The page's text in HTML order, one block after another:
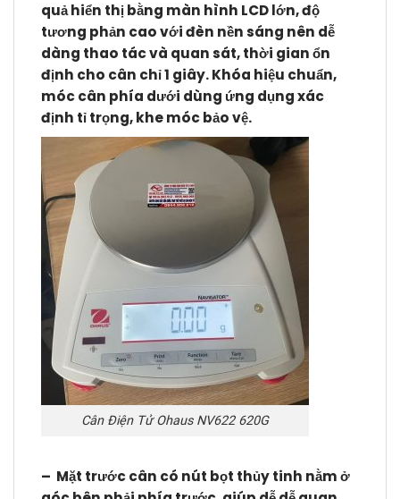
quả hiển thị bằng màn hình LCD lớn, độ
tương phản cao với đèn nền sáng nên dễ
dàng thao tác và quan sát, thời gian ổn
định cho cân chỉ 1 giây. Khóa hiệu chuẩn,
móc cân phía dưới dùng ứng dụng xác
định tỉ trọng, khe móc bảo vệ.
Cân Điện Tử Ohaus NV622 620G
– Mặt trước cân có nút bọt thủy tinh nằm ở